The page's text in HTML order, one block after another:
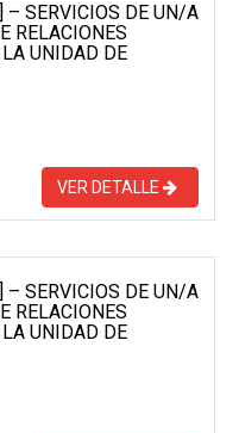
SERVICIOS DE UN/A
RELACIONES
UNIDAD DE
VER DETALLE
SERVICIOS DE UN/A
RELACIONES
UNIDAD DE